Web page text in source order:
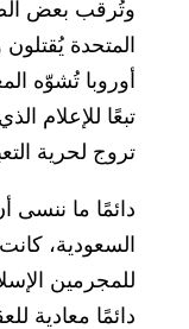
وتُرقب بعض
المتحدة
أوروبا تُشوّه
تبعًا للإعلام
تروج لحرية
دائمًا ما ننسى
السعودية،
للمجرمين
دائمًا معادية